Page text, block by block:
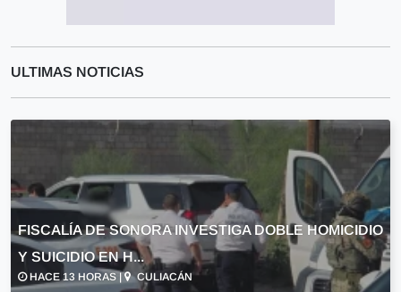
ULTIMAS NOTICIAS
FISCALÍA DE SONORA INVESTIGA DOBLE HOMICIDIO
Y SUICIDIO EN H...
HACE 13 HORAS | CULIACÁN